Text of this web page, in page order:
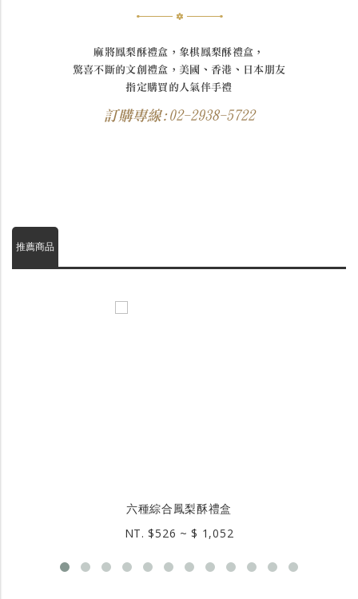
麻將鳳梨酥禮盒，象棋鳳梨酥禮盒，
驚喜不斷的文創禮盒，美國、香港、日本朋友
指定購買的人氣伴手禮
訂購專線:02-2938-5722
推薦商品
六種綜合鳳梨酥禮盒
NT. $526 ~ $ 1,052